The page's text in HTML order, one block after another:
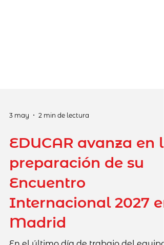
3 may 2 min de lectura
EDUCAR avanza en la
preparación de su
Encuentro